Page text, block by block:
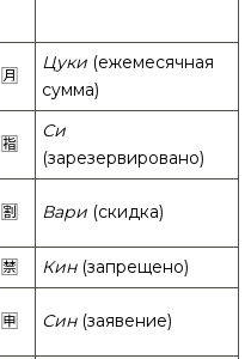
🈷️
Цуки(ежемесячная
сумма)
🈯
Си
(зарезервировано)
🈹 Вари(скидка)
🈲 Кин(запрещено)
🈸 Син(заявение)